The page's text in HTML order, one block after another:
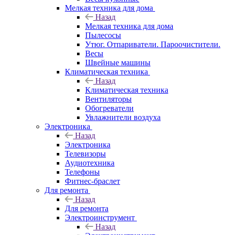
Мелкая техника для дома
Назад
Мелкая техника для дома
Пылесосы
Утюг. Отпариватели. Пароочистители.
Весы
Швейные машины
Климатическая техника
Назад
Климатическая техника
Вентиляторы
Обогреватели
Увлажнители воздуха
Электроника
Назад
Электроника
Телевизоры
Аудиотехника
Телефоны
Фитнес-браслет
Для ремонта
Назад
Для ремонта
Электроинструмент
Назад